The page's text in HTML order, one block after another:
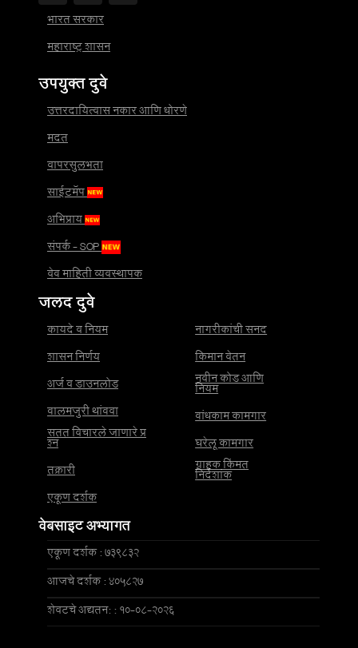
भारत सरकार
महाराष्ट्र शासन
उपयुक्त दुवे
उत्तरदायित्वास नकार आणि धोरणे
मदत
वापरसुलभता
साईटमॅप
अभिप्राय
संपर्क - SOP
वेब माहिती व्यवस्थापक
जलद दुवे
कायदे व नियम
शासन निर्णय
अर्ज व डाउनलोड
बालमजुरी थांबवा
सतत विचारले जाणारे प्र
श्न
तक्रारी
एकूण दर्शक
नागरीकांची सनद
किमान वेतन
नवीन कोड आणि
नियम
बांधकाम कामगार
घरेलू कामगार
ग्राहक किंमत
निर्देशांक
वेबसाइट अभ्यागत
एकूण दर्शक : 739832
आजचे दर्शक : 405827
शेवटचे अद्यतन: : 10-08-2026